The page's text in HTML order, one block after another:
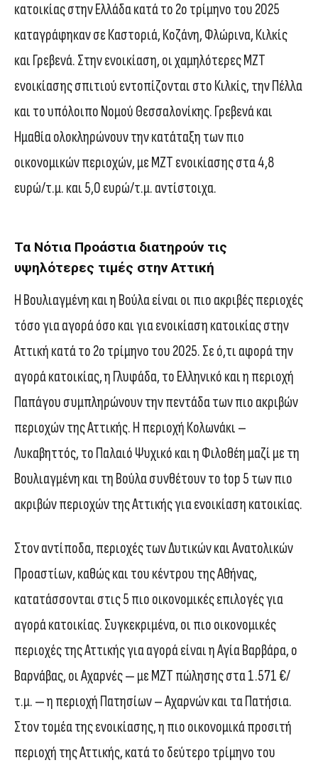
κατοικίας στην Ελλάδα κατά το 2ο τρίμηνο του 2025
καταγράφηκαν σε Καστοριά, Κοζάνη, Φλώρινα, Κιλκίς
και Γρεβενά. Στην ενοικίαση, οι χαμηλότερες ΜΖΤ
ενοικίασης σπιτιού εντοπίζονται στο Κιλκίς, την Πέλλα
και το υπόλοιπο Νομού Θεσσαλονίκης. Γρεβενά και
Ημαθία ολοκληρώνουν την κατάταξη των πιο
οικονομικών περιοχών, με ΜΖΤ ενοικίασης στα 4,8
ευρώ/τ.μ. και 5,0 ευρώ/τ.μ. αντίστοιχα.
Τα Νότια Προάστια διατηρούν τις
υψηλότερες τιμές στην Αττική
Η Βουλιαγμένη και η Βούλα είναι οι πιο ακριβές περιοχές
τόσο για αγορά όσο και για ενοικίαση κατοικίας στην
Αττική κατά το 2ο τρίμηνο του 2025. Σε ό,τι αφορά την
αγορά κατοικίας, η Γλυφάδα, το Ελληνικό και η περιοχή
Παπάγου συμπληρώνουν την πεντάδα των πιο ακριβών
περιοχών της Αττικής. Η περιοχή Κολωνάκι –
Λυκαβηττός, το Παλαιό Ψυχικό και η Φιλοθέη μαζί με τη
Βουλιαγμένη και τη Βούλα συνθέτουν το top 5 των πιο
ακριβών περιοχών της Αττικής για ενοικίαση κατοικίας.
Στον αντίποδα, περιοχές των Δυτικών και Ανατολικών
Προαστίων, καθώς και του κέντρου της Αθήνας,
κατατάσσονται στις 5 πιο οικονομικές επιλογές για
αγορά κατοικίας. Συγκεκριμένα, οι πιο οικονομικές
περιοχές της Αττικής για αγορά είναι η Αγία Βαρβάρα, ο
Βαρνάβας, οι Αχαρνές — με ΜΖΤ πώλησης στα 1.571 €/
τ.μ. — η περιοχή Πατησίων – Αχαρνών και τα Πατήσια.
Στον τομέα της ενοικίασης, η πιο οικονομικά προσιτή
περιοχή της Αττικής, κατά το δεύτερο τρίμηνο του